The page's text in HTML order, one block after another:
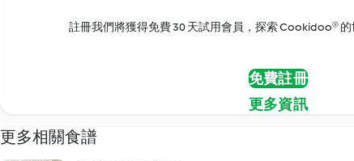
註冊我們將獲得免費 30 天試用會員，探索 Cookidoo® 的
免費註冊
更多資訊
更多相關食譜